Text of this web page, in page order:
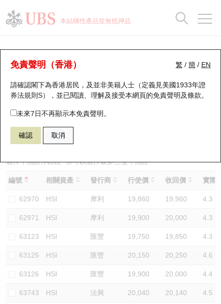
本結構性產品並無抵押品
繁 / 簡 / EN
免責聲明（香港）
請確認閣下為香港居民，及並非美籍人士（定義見美國1933年證
券法規則S），並已閱讀、理解及接受本網頁的免責聲明及條款。
未來7日不再顯示本免責聲明。
確認 取消
牛熊證分析儀
表現 街貨統計 比較
65148 瑞銀牛證 HSI 恒生指數
選擇牛熊證作比較 *你可以選擇最多三隻牛熊證
編號 相關資產 發行商 行使價 收回價 實際
62970 HSI 摩利 19,860 19,960 4.3
62971 HSI 摩利 19,900 20,000 4.3
63123 HSI 匯豐 19,750 19,850 4.3
63125 HSI 匯豐 20,150 20,250 4.6
63126 HSI 匯豐 19,900 20,000 4.4
63743 HSI 法興 20,040 20,140 4.5
瑞銀認股證一覽
新發行瑞銀認股證
即將到期認股證
認股證到期結算價查詢
認股證分析儀
認股證速算機
認股證/牛熊證日誌
認股證文件及公告
街貨統計
比較
牛熊全景快搜
牛熊證搜尋
牛熊證街貨分佈圖
正股牛熊證列表
新發行瑞銀牛熊證
已收回牛熊證剩餘價值
牛熊證到期結算價查詢
牛熊證分析儀
街貨統計
比較
十大升幅/跌幅
十大認股證成交分佈
十天股證佔大市成交
資金流
街貨統計
三十大平均引伸波幅
正股分析儀
二十大活躍股份
恒指成份股
國指成份股
科指成份股
相關資產沽空
中資ETFs溢價比較
AH 股價對照
持股比重
顯示所有持股比重
每月輪證大市專題
輪證專欄
講座及教育短片
認股證投資者教育
牛熊證投資者教育
認股證牛熊證常問問題